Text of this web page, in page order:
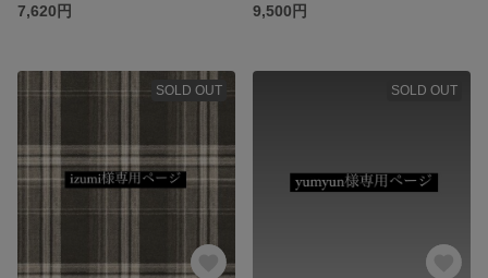
7,620円
9,500円
SOLD OUT SOLD OUT